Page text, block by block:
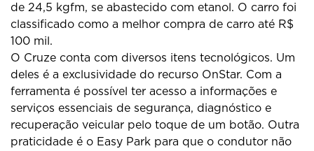
de 24,5 kgfm, se abastecido com etanol. O carro foi
classificado como a melhor compra de carro até R$
100 mil.
O Cruze conta com diversos itens tecnológicos. Um
deles é a exclusividade do recurso OnStar. Com a
ferramenta é possível ter acesso a informações e
serviços essenciais de segurança, diagnóstico e
recuperação veicular pelo toque de um botão. Outra
praticidade é o Easy Park para que o condutor não